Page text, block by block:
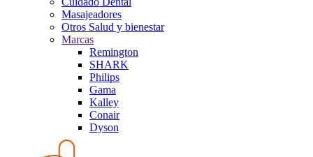
Masajeadores
Otros Salud y bienestar
Marcas
Remington
SHARK
Philips
Gama
Kalley
Conair
Dyson